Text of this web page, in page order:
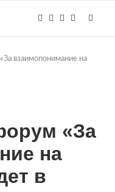
взаимопонимание на
«За
на
в